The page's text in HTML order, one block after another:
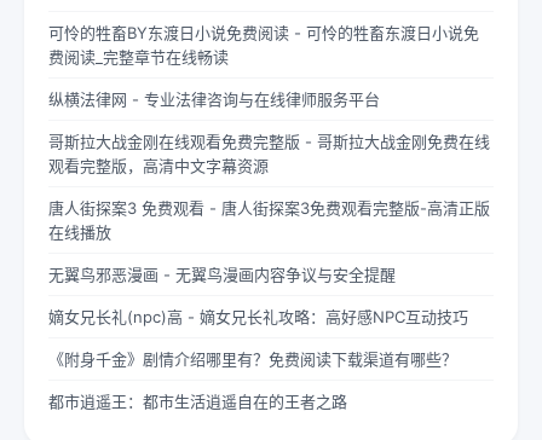
可怜的牲畜BY东渡日小说免费阅读 - 可怜的牲畜东渡日小说免
费阅读_完整章节在线畅读
纵横法律网 - 专业法律咨询与在线律师服务平台
哥斯拉大战金刚在线观看免费完整版 - 哥斯拉大战金刚免费在线
观看完整版，高清中文字幕资源
唐人街探案3 免费观看 - 唐人街探案3免费观看完整版-高清正版
在线播放
无翼鸟邪恶漫画 - 无翼鸟漫画内容争议与安全提醒
嫡女兄长礼(npc)高 - 嫡女兄长礼攻略：高好感NPC互动技巧
《附身千金》剧情介绍哪里有？免费阅读下载渠道有哪些？
都市逍遥王：都市生活逍遥自在的王者之路